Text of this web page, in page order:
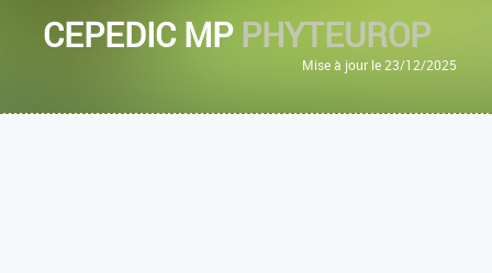
CEPEDIC MPPHYTEUROP
Mise à jour le 23/12/2025